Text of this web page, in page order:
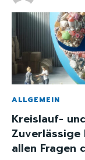
ALLGEMEIN
Kreislauf-
allen Fragen